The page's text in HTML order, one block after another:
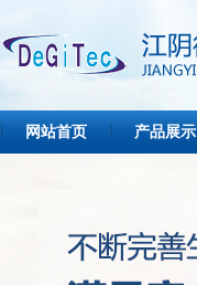
网站首页 产品展示